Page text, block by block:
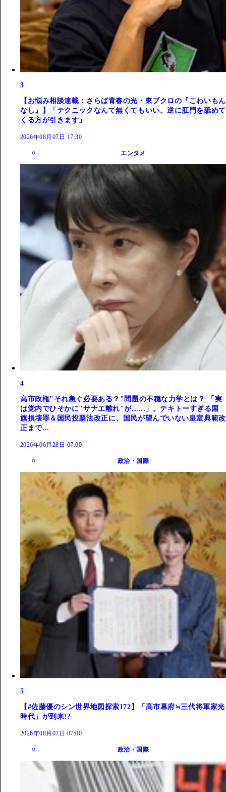
3
【お悩み相談連載：さらば青春の光・東ブクロの『こわいもん
なし』】「テクニックなんて無くてもいい。逆に肛門を舐めて
くる方が引きます」
2026年08月07日 17:30
エンタメ
4
高市政権"それ急ぐ必要ある？"問題の不穏な力学とは？ 「実
は党内でひそかに"サナエ離れ"が......」。テキトーすぎる国
旗損壊罪＆国民投票法改正に、国民が望んでいない皇室典範改
正まで...
2026年06月28日 07:00
政治・国際
5
【#佐藤優のシン世界地図探索172】「高市幕府≒三代将軍家光
時代」が到来!?
2026年08月07日 07:00
政治・国際